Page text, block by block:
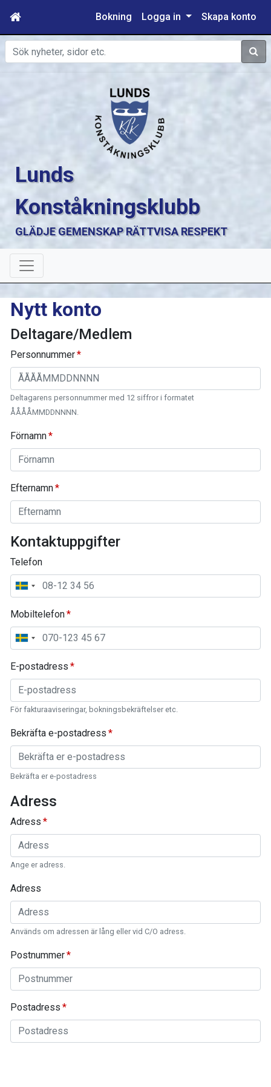
Bokning Logga in Skapa konto
Sök
Lunds
Konståkningsklubb
GLÄDJE GEMENSKAP RÄTTVISA RESPEKT
Nytt konto
Deltagare/Medlem
Personnummer
Deltagarens personnummer med 12 siffror i formatet
ÅÅÅÅMMDDNNNN.
Förnamn
Efternamn
Kontaktuppgifter
Telefon
Mobiltelefon
E-postadress
För fakturaaviseringar, bokningsbekräftelser etc.
Bekräfta e-postadress
Bekräfta er e-postadress
Adress
Adress
Ange er adress.
Adress
Används om adressen är lång eller vid C/O adress.
Postnummer
Postadress